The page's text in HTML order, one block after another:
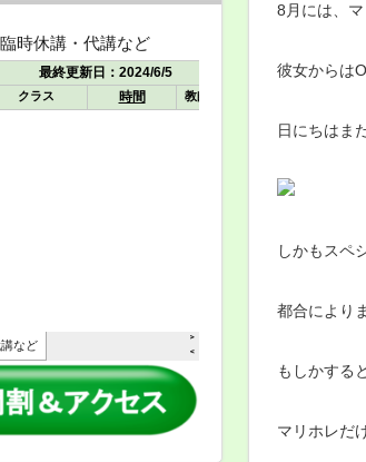
8月には、
彼女からは
日にちはま
しかもスペ
都合により
もしかする
マリホレだ